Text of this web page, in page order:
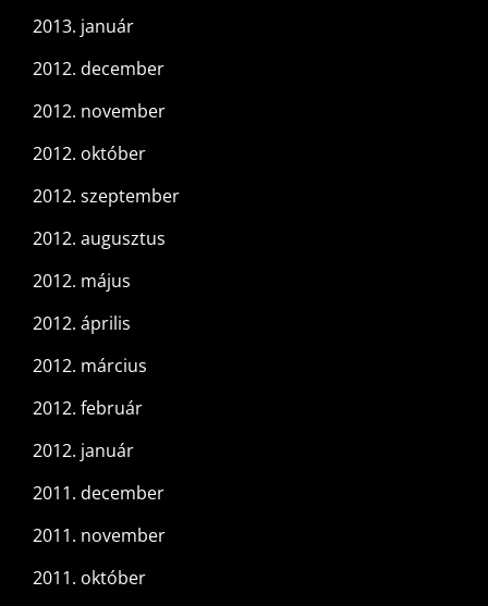
2013. január
2012. december
2012. november
2012. október
2012. szeptember
2012. augusztus
2012. május
2012. április
2012. március
2012. február
2012. január
2011. december
2011. november
2011. október